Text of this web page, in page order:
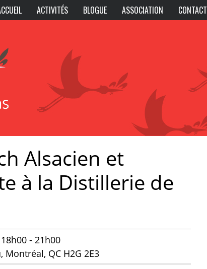
ACTIVITÉS BLOGUE ASSOCIATION CONTACT
Alsacien et
à la Distillerie de
- 21h00
Montréal, QC H2G 2E3